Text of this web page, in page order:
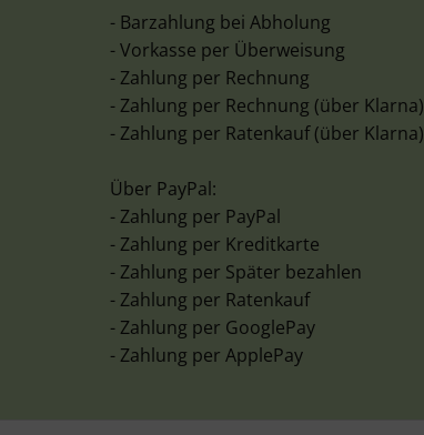
- Barzahlung bei Abholung
- Vorkasse per Überweisung
- Zahlung per Rechnung
- Zahlung per Rechnung (über Klarna)
- Zahlung per Ratenkauf (über Klarna)
Über PayPal:
- Zahlung per PayPal
- Zahlung per Kreditkarte
- Zahlung per Später bezahlen
- Zahlung per Ratenkauf
- Zahlung per GooglePay
- Zahlung per ApplePay